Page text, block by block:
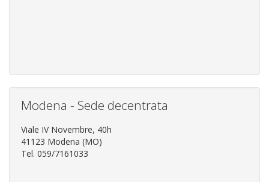
Modena - Sede decentrata
Viale IV Novembre, 40h
41123 Modena (MO)
Tel. 059/7161033